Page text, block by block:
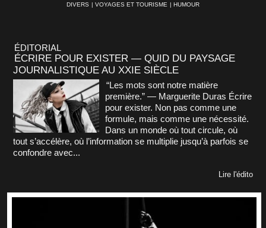
DIVERS | VOYAGES ET TOURISME | HUMOUR
ÉDITORIAL
ÉCRIRE POUR EXISTER — QUID DU PAYSAGE
JOURNALISTIQUE AU XXIE SIÈCLE
“Les mots sont notre matière
première.” — Marguerite Duras Écrire
pour exister. Non pas comme une
formule, mais comme une nécessité.
Dans un monde où tout circule, où
tout s’accélère, où l’information se multiplie jusqu’à parfois se
confondre avec...
Lire l'édito